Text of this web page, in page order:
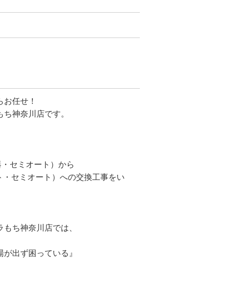
任せ！
神奈川店です。
セミオート）から
セミオート）への交換工事をい
ち神奈川店では、
出ず困っている』